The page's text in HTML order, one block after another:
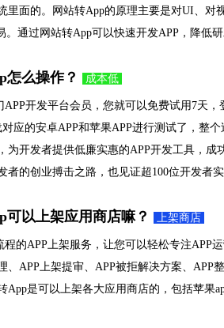
里面的。网站转App的原理主要是对UI、
。通过网站转App可以快速开发APP，降低
怎么操作？ 成本低
开发平台会员，您就可以免费试用7天
应的安卓APP和苹果APP进行测试了，整
为开发者提供低廉实惠的APP开发工具，
者的创业搏击之路，也见证超100位开发者实
可以上架应用商店嘛？ 上架商店
的APP上架服务，让您可以轻松专注APP
、APP上架提审、APP被拒解决方案、
App是可以上架各大应用商店的，包括苹果